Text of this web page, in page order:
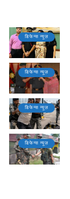
डिफेन्स न्यूज़
डिफेन्स न्यूज़
डिफेन्स न्यूज़
डिफेन्स न्यूज़